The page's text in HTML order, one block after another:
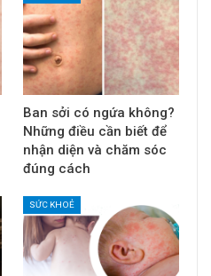
Ban sởi có ngứa không?
Những điều cần biết để
nhận diện và chăm sóc
đúng cách
SỨC KHOẺ